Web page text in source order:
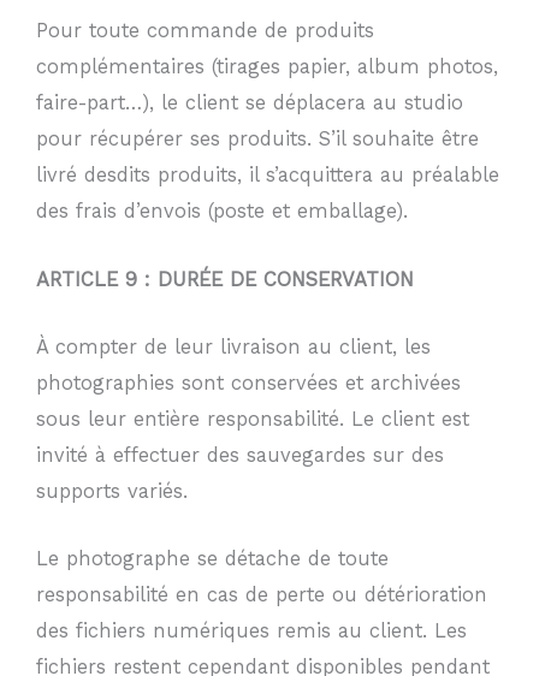
Pour toute commande de produits
complémentaires (tirages papier, album photos,
faire-part…), le client se déplacera au studio
pour récupérer ses produits. S’il souhaite être
livré desdits produits, il s’acquittera au préalable
des frais d’envois (poste et emballage).
ARTICLE 9 : DURÉE DE CONSERVATION
À compter de leur livraison au client, les
photographies sont conservées et archivées
sous leur entière responsabilité. Le client est
invité à effectuer des sauvegardes sur des
supports variés.
Le photographe se détache de toute
responsabilité en cas de perte ou détérioration
des fichiers numériques remis au client. Les
fichiers restent cependant disponibles pendant